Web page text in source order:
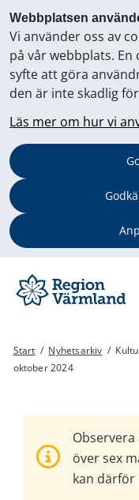
Webbplatsen
Vi använder oss av
på vår webbplats.
syfte att göra
den är inte skadlig
Läs mer om hur vi
Start / Nyhetsarkiv /
oktober 2024
över sex
kan därför